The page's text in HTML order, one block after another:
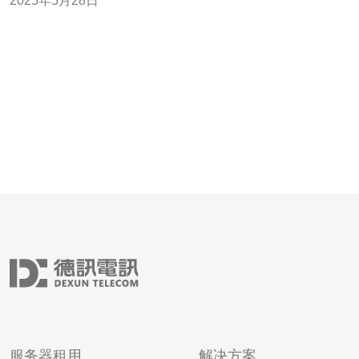
竟是什么原因导致台湾VPS价格昂贵呢？让我们一起来探
服务器租用 解决方案